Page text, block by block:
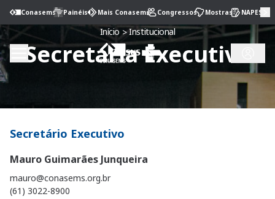
Conasems Painéis Mais Conasems Congressos Mostras NAPES
Início > Institucional
Secretaria Executiva
Secretário Executivo
Mauro Guimarães Junqueira
mauro@conasems.org.br
(61) 3022-8900